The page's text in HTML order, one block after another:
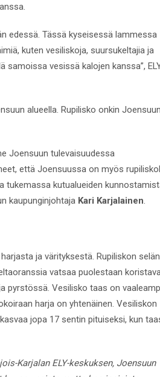
edessä. Tässä kyseisessä lammessa
kuten vesiliskoja, suursukeltajia ja
samoissa vesissä kalojen kanssa”,
alueella. Rupilisko onkin Joensuun
Joensuun tulevaisuudessa
että Joensuussa on myös
tukemassa kutualueiden
kaupunginjohtaja Kari Karjalainen
ja värityksestä. Rupiliskon selän
vatsaa puolestaan
pyrstössä. Vesilisko taas on
harja on yhtenäinen. Vesiliskon
jopa 17 sentin pituiseksi, kun
Karjalan ELY-keskuksen, Joensuun